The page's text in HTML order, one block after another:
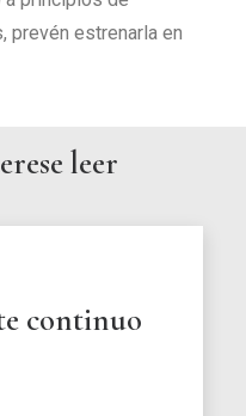
prevén estrenarla en
leer
continuo